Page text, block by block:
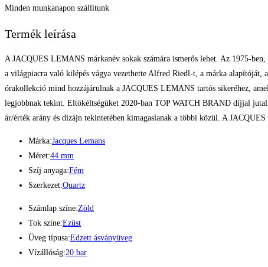
Minden munkanapon szállítunk
Termék leírása
A JACQUES LEMANS márkanév sokak számára ismerős lehet. Az 1975-ben,
a világpiacra való kilépés vágya vezethette Alfred Riedl-t, a márka alapítóját,
órakollekció mind hozzájárulnak a JACQUES LEMANS tartós sikeréhez,
legjobbnak tekint. Eltökéltségüket 2020-ban TOP WATCH BRAND díjjal
ár/érték arány és dizájn tekintetében kimagaslanak a többi közül. A
Márka:Jacques Lemans
Méret:44 mm
Szíj anyaga:Fém
Szerkezet:Quartz
Számlap színe:Zöld
Tok színe:Ezüst
Üveg típusa:Edzett ásványüveg
Vízállóság:20 bar